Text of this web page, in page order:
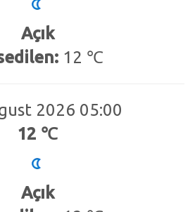
Açık
12 ℃
2026 05:00
12 ℃
Açık